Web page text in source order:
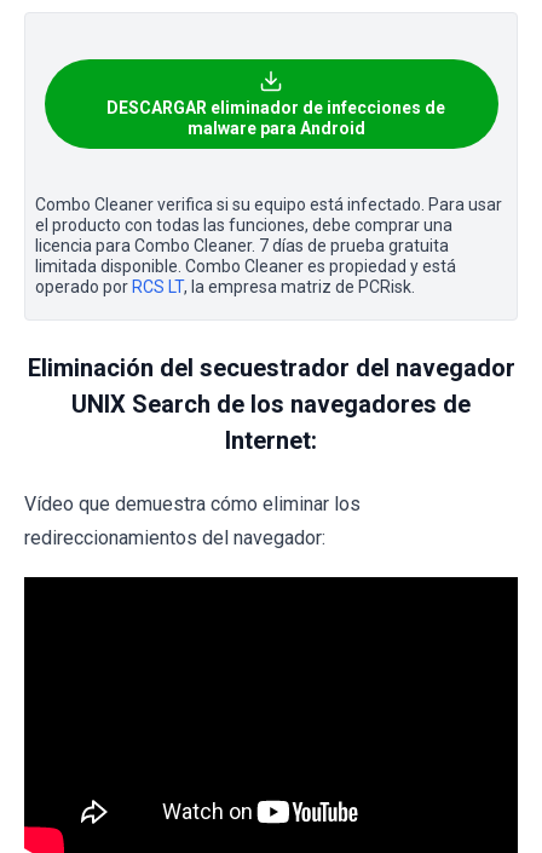
DESCARGAR eliminador de infecciones de
malware para Android
Combo Cleaner verifica si su equipo está infectado. Para usar
el producto con todas las funciones, debe comprar una
licencia para Combo Cleaner. 7 días de prueba gratuita
limitada disponible. Combo Cleaner es propiedad y está
operado por RCS LT, la empresa matriz de PCRisk.
Eliminación del secuestrador del navegador
UNIX Search de los navegadores de
Internet:
Vídeo que demuestra cómo eliminar los
redireccionamientos del navegador: